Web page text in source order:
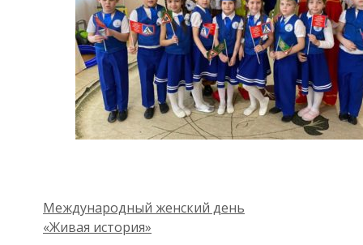
Международный женский день
«Живая история»